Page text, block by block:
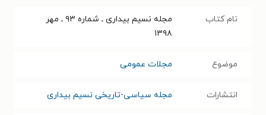
نام کتاب
مجله نسیم بیداری ـ شماره ۹۳ ـ مهر
۱۳۹۸
موضوع مجلات عمومی
انتشارات مجله سیاسی-تاریخی نسیم بیداری